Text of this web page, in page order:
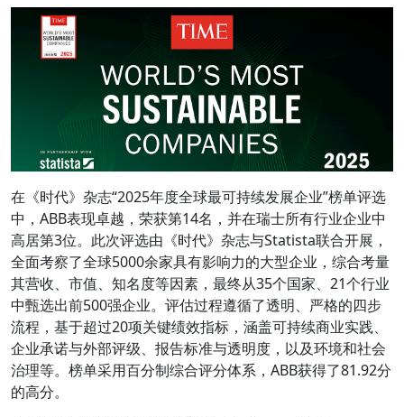
在《时代》杂志“2025年度全球最可持续发展企业”榜单评选
中，ABB表现卓越，荣获第14名，并在瑞士所有行业企业中
高居第3位。此次评选由《时代》杂志与Statista联合开展，
全面考察了全球5000余家具有影响力的大型企业，综合考量
其营收、市值、知名度等因素，最终从35个国家、21个行业
中甄选出前500强企业。评估过程遵循了透明、严格的四步
流程，基于超过20项关键绩效指标，涵盖可持续商业实践、
企业承诺与外部评级、报告标准与透明度，以及环境和社会
治理等。榜单采用百分制综合评分体系，ABB获得了81.92分
的高分。